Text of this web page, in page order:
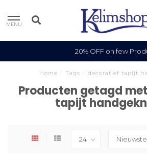
MENU
20% OFF on few
Home Tags decoratief tapijt
Producten getagd
tapijt